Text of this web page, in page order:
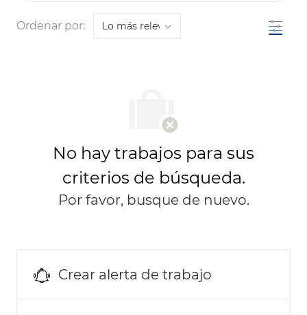
Ordenar por: Filtro
No hay trabajos para sus
criterios de búsqueda.
Por favor, busque de nuevo.
Crear alerta de trabajo